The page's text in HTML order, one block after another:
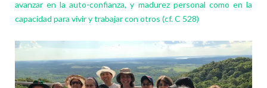
avanzar en la auto-confianza, y madurez personal como en la
capacidad para vivir y trabajar con otros (cf. C 528)